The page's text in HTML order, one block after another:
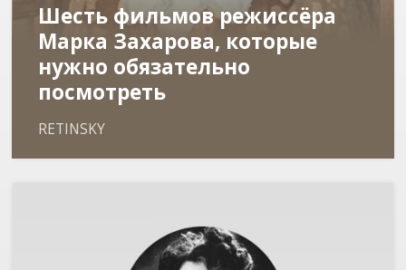
Шесть фильмов режиссёра
Марка Захарова, которые
нужно обязательно
посмотреть
RETINSKY